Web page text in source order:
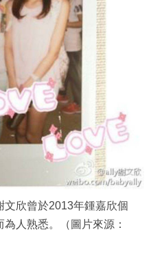
文欣曾於2013年鍾嘉欣個
人熟悉。（圖片來源：